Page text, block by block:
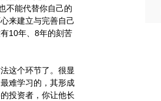
不能代替你自己的
来建立与完善自己
10年、8年的刻苦
这个环节了。很显
难学习的，其形成
投资者，你让他长